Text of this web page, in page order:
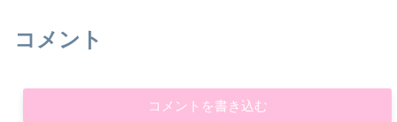
コメント
コメントを書き込む